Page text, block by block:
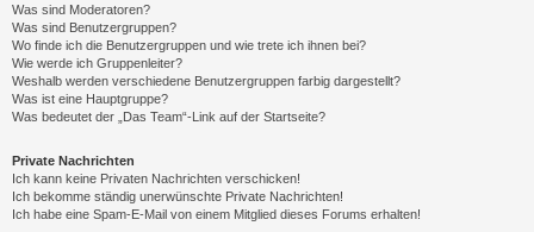
Was sind Moderatoren?
Was sind Benutzergruppen?
Wo finde ich die Benutzergruppen und wie trete ich ihnen bei?
Wie werde ich Gruppenleiter?
Weshalb werden verschiedene Benutzergruppen farbig dargestellt?
Was ist eine Hauptgruppe?
Was bedeutet der „Das Team“-Link auf der Startseite?
Private Nachrichten
Ich kann keine Privaten Nachrichten verschicken!
Ich bekomme ständig unerwünschte Private Nachrichten!
Ich habe eine Spam-E-Mail von einem Mitglied dieses Forums erhalten!